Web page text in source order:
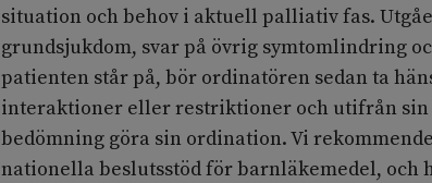
situation och behov i aktuell palliativ fas.
grundsjukdom, svar på övrig symtomlindring
patienten står på, bör ordinatören sedan ta
interaktioner eller restriktioner och utifrån sin
bedömning göra sin ordination. Vi
nationella beslutsstöd för barnläkemedel, och